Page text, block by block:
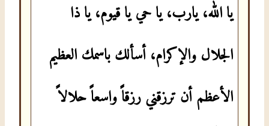
يا الله، يارب، يا حي يا قيوم، يا ذا
الجلال والإكرام، أسألك باسمك العظيم
الأعظم أن ترزقني رزقاً واسعاً حلالاً